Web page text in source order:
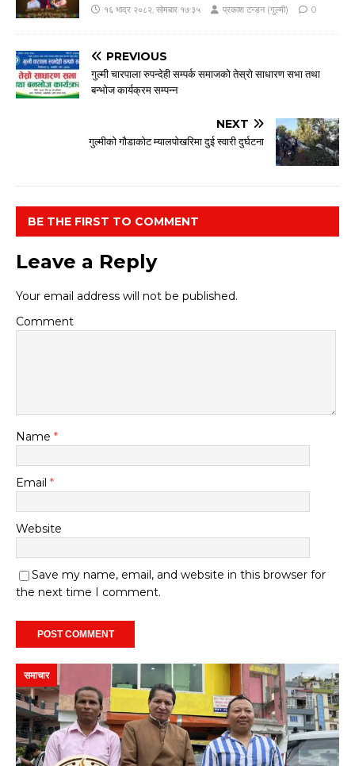
१६ भाद्र २०८२, सोमबार १७:३५ प्रकाश टन्डन (गुल्मी) 0
PREVIOUS
गुल्मी चारपाला रुपन्देही सम्पर्क समाजको तेस्रो साधारण सभा तथा
बन्भोज कार्यक्रम सम्पन्न
NEXT
गुल्मीको गौडाकोट म्यालपोखरिमा दुई स्वारी दुर्घटना
BE THE FIRST TO COMMENT
Leave a Reply
Your email address will not be published.
Comment
Name *
Email *
Website
Save my name, email, and website in this browser for
the next time I comment.
समाचार